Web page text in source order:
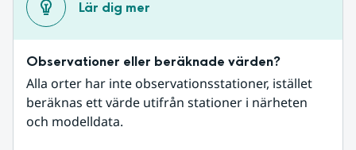
Lär dig mer
Observationer eller beräknade värden?
Alla orter har inte observationsstationer, istället
beräknas ett värde utifrån stationer i närheten
och modelldata.